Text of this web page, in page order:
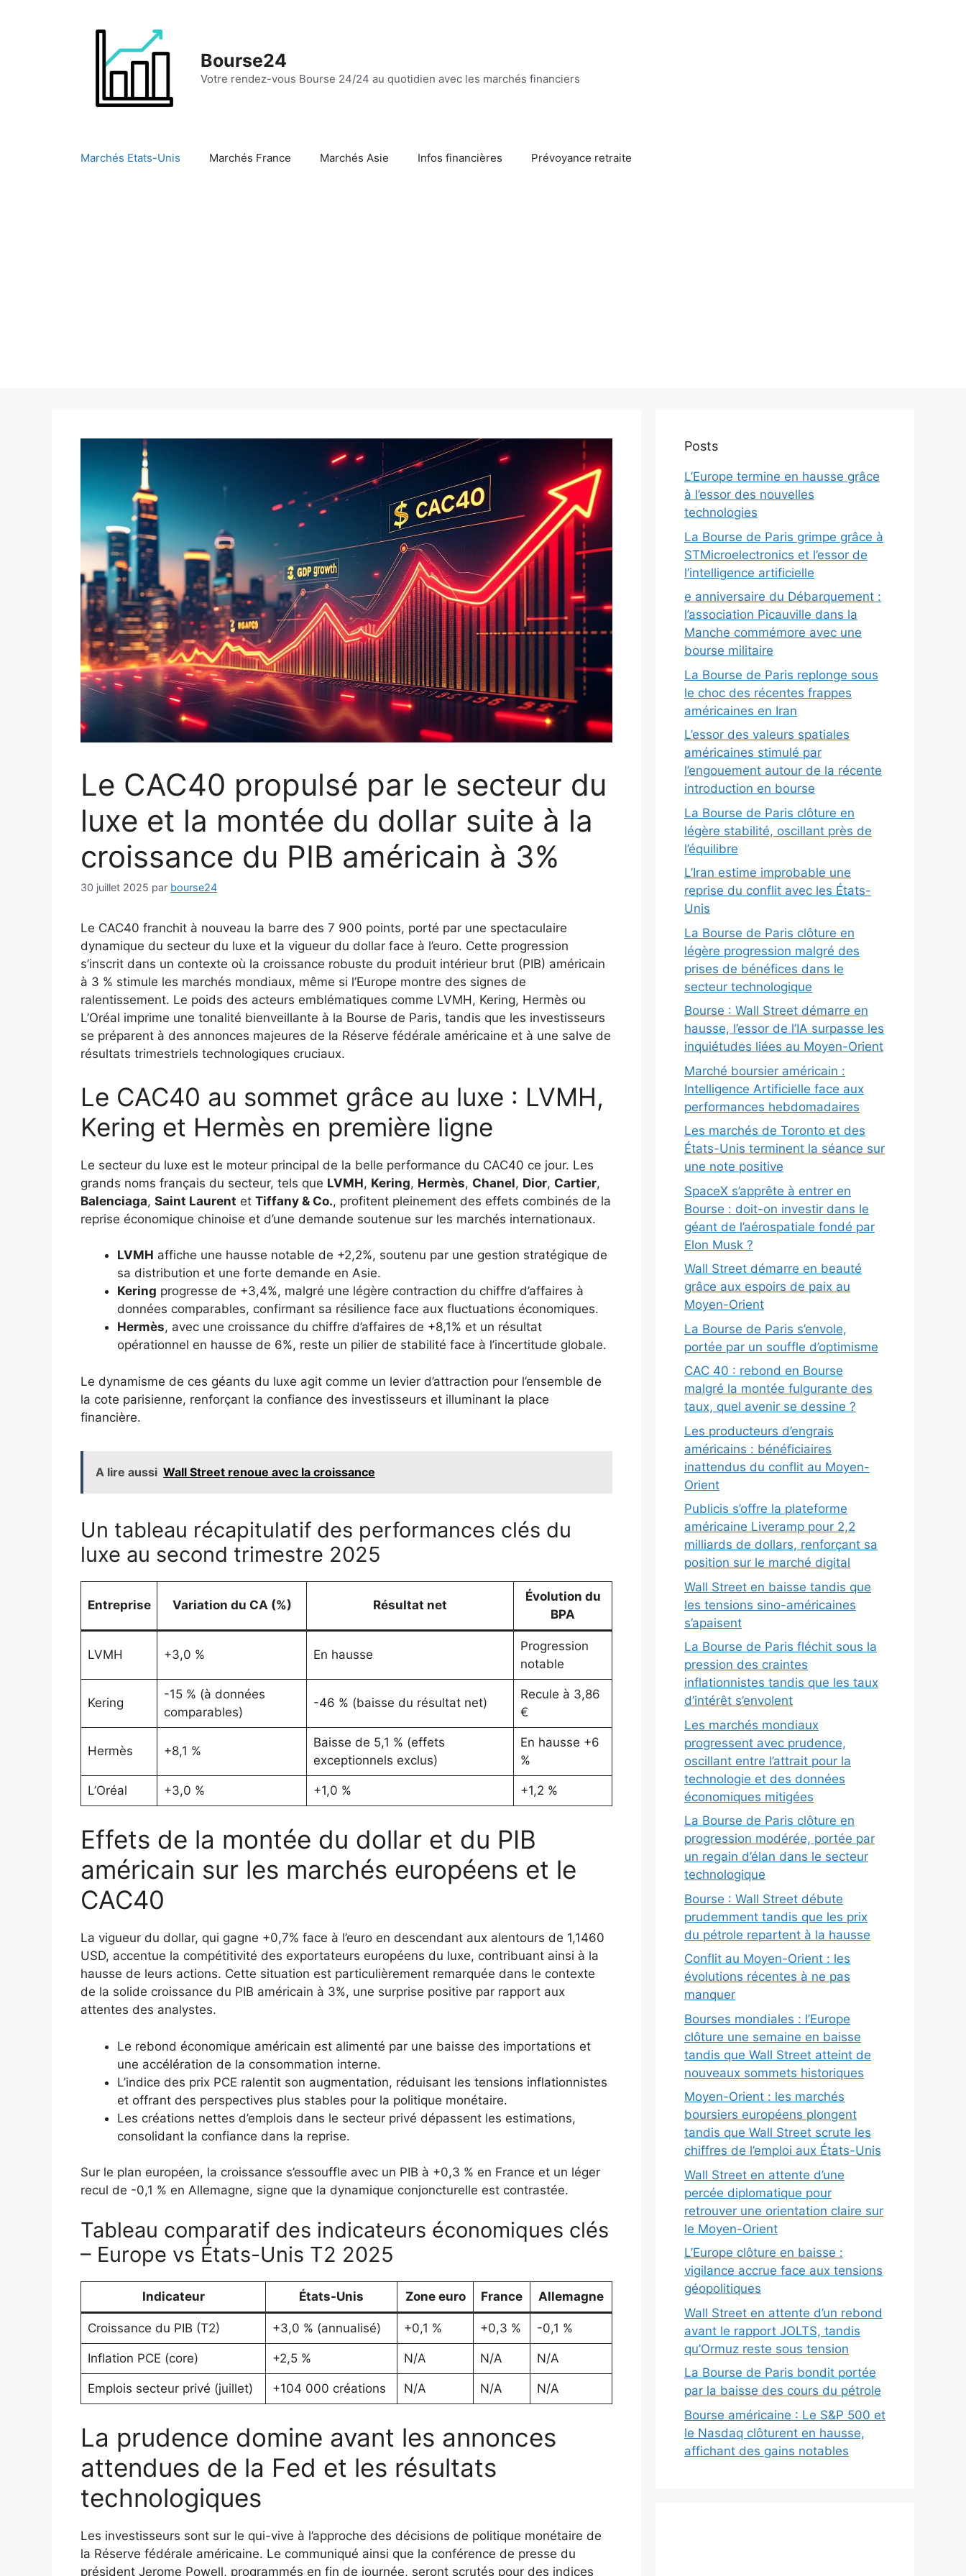
Bourse24
Votre rendez-vous Bourse 24/24 au quotidien avec les marchés financiers
Marchés Etats-Unis Marchés France Marchés Asie Infos financières Prévoyance retraite
Le CAC40 propulsé par le secteur du
luxe et la montée du dollar suite à la
croissance du PIB américain à 3%
30 juillet 2025 par bourse24
Le CAC40 franchit à nouveau la barre des 7 900 points, porté par une spectaculaire
dynamique du secteur du luxe et la vigueur du dollar face à l’euro. Cette progression
s’inscrit dans un contexte où la croissance robuste du produit intérieur brut (PIB) américain
à 3 % stimule les marchés mondiaux, même si l’Europe montre des signes de
ralentissement. Le poids des acteurs emblématiques comme LVMH, Kering, Hermès ou
L’Oréal imprime une tonalité bienveillante à la Bourse de Paris, tandis que les investisseurs
se préparent à des annonces majeures de la Réserve fédérale américaine et à une salve de
résultats trimestriels technologiques cruciaux.
Le CAC40 au sommet grâce au luxe : LVMH,
Kering et Hermès en première ligne
Le secteur du luxe est le moteur principal de la belle performance du CAC40 ce jour. Les
grands noms français du secteur, tels que LVMH, Kering, Hermès, Chanel, Dior, Cartier,
Balenciaga, Saint Laurent et Tiffany & Co., profitent pleinement des effets combinés de la
reprise économique chinoise et d’une demande soutenue sur les marchés internationaux.
LVMH affiche une hausse notable de +2,2%, soutenu par une gestion stratégique de
sa distribution et une forte demande en Asie.
Kering progresse de +3,4%, malgré une légère contraction du chiffre d’affaires à
données comparables, confirmant sa résilience face aux fluctuations économiques.
Hermès, avec une croissance du chiffre d’affaires de +8,1% et un résultat
opérationnel en hausse de 6%, reste un pilier de stabilité face à l’incertitude globale.
Le dynamisme de ces géants du luxe agit comme un levier d’attraction pour l’ensemble de
la cote parisienne, renforçant la confiance des investisseurs et illuminant la place
financière.
A lire aussi Wall Street renoue avec la croissance
Un tableau récapitulatif des performances clés du
luxe au second trimestre 2025
Entreprise Variation du CA (%) Résultat net
Évolution du
BPA
LVMH +3,0 % En hausse
Progression
notable
Kering
-15 % (à données
comparables)
-46 % (baisse du résultat net)
Recule à 3,86
€
Hermès +8,1 %
Baisse de 5,1 % (effets
exceptionnels exclus)
En hausse +6
%
L’Oréal +3,0 % +1,0 % +1,2 %
Effets de la montée du dollar et du PIB
américain sur les marchés européens et le
CAC40
La vigueur du dollar, qui gagne +0,7% face à l’euro en descendant aux alentours de 1,1460
USD, accentue la compétitivité des exportateurs européens du luxe, contribuant ainsi à la
hausse de leurs actions. Cette situation est particulièrement remarquée dans le contexte
de la solide croissance du PIB américain à 3%, une surprise positive par rapport aux
attentes des analystes.
Le rebond économique américain est alimenté par une baisse des importations et
une accélération de la consommation interne.
L’indice des prix PCE ralentit son augmentation, réduisant les tensions inflationnistes
et offrant des perspectives plus stables pour la politique monétaire.
Les créations nettes d’emplois dans le secteur privé dépassent les estimations,
consolidant la confiance dans la reprise.
Sur le plan européen, la croissance s’essouffle avec un PIB à +0,3 % en France et un léger
recul de -0,1 % en Allemagne, signe que la dynamique conjoncturelle est contrastée.
Tableau comparatif des indicateurs économiques clés
– Europe vs États-Unis T2 2025
Indicateur États-Unis Zone euro France Allemagne
Croissance du PIB (T2) +3,0 % (annualisé) +0,1 % +0,3 % -0,1 %
Inflation PCE (core) +2,5 % N/A N/A N/A
Emplois secteur privé (juillet) +104 000 créations N/A N/A N/A
La prudence domine avant les annonces
attendues de la Fed et les résultats
technologiques
Les investisseurs sont sur le qui-vive à l’approche des décisions de politique monétaire de
la Réserve fédérale américaine. Le communiqué ainsi que la conférence de presse du
président Jerome Powell, programmés en fin de journée, seront scrutés pour des indices
Posts
L’Europe termine en hausse grâce
à l’essor des nouvelles
technologies
La Bourse de Paris grimpe grâce à
STMicroelectronics et l’essor de
l’intelligence artificielle
e anniversaire du Débarquement :
l’association Picauville dans la
Manche commémore avec une
bourse militaire
La Bourse de Paris replonge sous
le choc des récentes frappes
américaines en Iran
L’essor des valeurs spatiales
américaines stimulé par
l’engouement autour de la récente
introduction en bourse
La Bourse de Paris clôture en
légère stabilité, oscillant près de
l’équilibre
L’Iran estime improbable une
reprise du conflit avec les États-
Unis
La Bourse de Paris clôture en
légère progression malgré des
prises de bénéfices dans le
secteur technologique
Bourse : Wall Street démarre en
hausse, l’essor de l’IA surpasse les
inquiétudes liées au Moyen-Orient
Marché boursier américain :
Intelligence Artificielle face aux
performances hebdomadaires
Les marchés de Toronto et des
États-Unis terminent la séance sur
une note positive
SpaceX s’apprête à entrer en
Bourse : doit-on investir dans le
géant de l’aérospatiale fondé par
Elon Musk ?
Wall Street démarre en beauté
grâce aux espoirs de paix au
Moyen-Orient
La Bourse de Paris s’envole,
portée par un souffle d’optimisme
CAC 40 : rebond en Bourse
malgré la montée fulgurante des
taux, quel avenir se dessine ?
Les producteurs d’engrais
américains : bénéficiaires
inattendus du conflit au Moyen-
Orient
Publicis s’offre la plateforme
américaine Liveramp pour 2,2
milliards de dollars, renforçant sa
position sur le marché digital
Wall Street en baisse tandis que
les tensions sino-américaines
s’apaisent
La Bourse de Paris fléchit sous la
pression des craintes
inflationnistes tandis que les taux
d’intérêt s’envolent
Les marchés mondiaux
progressent avec prudence,
oscillant entre l’attrait pour la
technologie et des données
économiques mitigées
La Bourse de Paris clôture en
progression modérée, portée par
un regain d’élan dans le secteur
technologique
Bourse : Wall Street débute
prudemment tandis que les prix
du pétrole repartent à la hausse
Conflit au Moyen-Orient : les
évolutions récentes à ne pas
manquer
Bourses mondiales : l’Europe
clôture une semaine en baisse
tandis que Wall Street atteint de
nouveaux sommets historiques
Moyen-Orient : les marchés
boursiers européens plongent
tandis que Wall Street scrute les
chiffres de l’emploi aux États-Unis
Wall Street en attente d’une
percée diplomatique pour
retrouver une orientation claire sur
le Moyen-Orient
L’Europe clôture en baisse :
vigilance accrue face aux tensions
géopolitiques
Wall Street en attente d’un rebond
avant le rapport JOLTS, tandis
qu’Ormuz reste sous tension
La Bourse de Paris bondit portée
par la baisse des cours du pétrole
Bourse américaine : Le S&P 500 et
le Nasdaq clôturent en hausse,
affichant des gains notables